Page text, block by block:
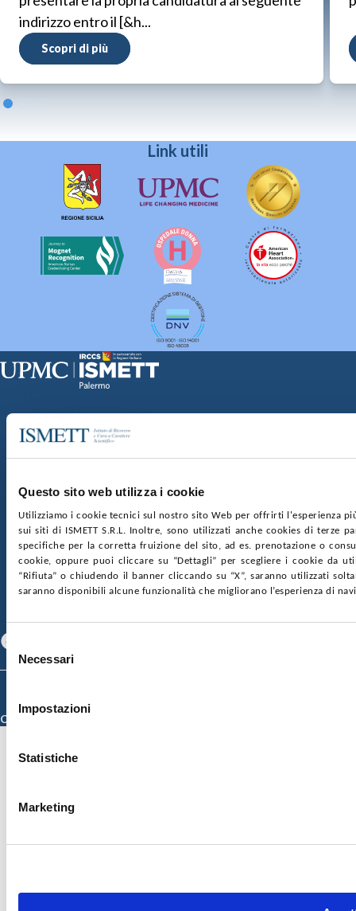
Questo sito web utilizza i cookie
Utilizziamo i cookie tecnici sul nostro sito Web per offrirti l'esperienza
sui siti di ISMETT S.R.L. Inoltre, sono utilizzati anche cookies di terze
specifiche per la corretta fruizione del sito, ad es. prenotazione o
cookie, oppure puoi cliccare su “Dettagli” per scegliere i cookie da
“Rifiuta” o chiudendo il banner cliccando su “X”, saranno utilizzati
saranno disponibili alcune funzionalità che migliorano l’esperienza di
Selezione
delNecessari
Impostazioni
Statistiche
Marketing
indirizzo entro il [&h...
Scopri di più
Link utili
Via Discesa dei Giudici 4 90133 Palermo
nr. REA PA-201818 P.I. 04544550827
SOCIETÀ TRASPARENTE WHISTLEBLOWING
GARE E CONTRATTIPRIVACYCOOKIE POLICY
SOSTIENICIMAPPA DEL SITOACCESSIBILITÀ
CONTATTI
Specializzazione)
Credits